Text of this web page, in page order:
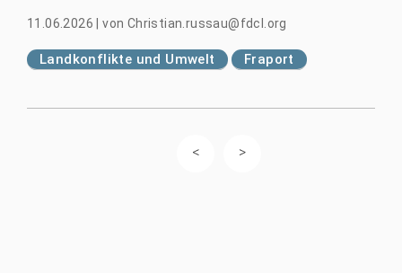
11.06.2026 |von Christian.russau@fdcl.org
Landkonflikte und Umwelt Fraport